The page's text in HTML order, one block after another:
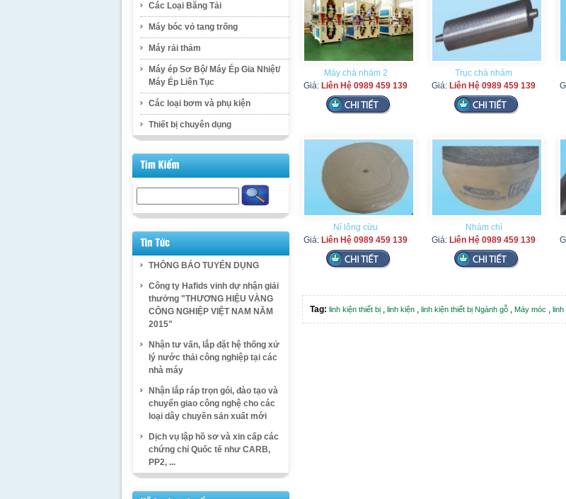
Các Loại Băng Tải
Máy bóc vỏ tang trống
Máy rải thảm
Máy ép Sơ Bộ/ Máy Ép Gia Nhiệt/
Máy Ép Liên Tục
Các loại bơm và phụ kiện
Thiết bị chuyên dụng
THÔNG BÁO TUYỂN DỤNG
Công ty Hafids vinh dự nhận giải
thưởng "THƯƠNG HIỆU VÀNG
CÔNG NGHIỆP VIỆT NAM NĂM
2015"
Nhận tư vấn, lắp đặt hệ thống xử
lý nước thải công nghiệp tại các
nhà máy
Nhận lắp ráp trọn gói, đào tạo và
chuyển giao công nghệ cho các
loại dây chuyền sản xuất mới
Dịch vụ lập hồ sơ và xin cấp các
chứng chỉ Quốc tế như CARB,
PP2, ...
Máy chà nhám 2
Giá: Liên Hệ 0989 459 139
Trục chà nhám
Giá: Liên Hệ 0989 459 139
Nỉ lông cừu
Giá: Liên Hệ 0989 459 139
Nhám chì
Giá: Liên Hệ 0989 459 139
Tag: linh kiện thiết bị , linh kiện , linh kiện thiết bị Ngành gỗ , Máy móc ,